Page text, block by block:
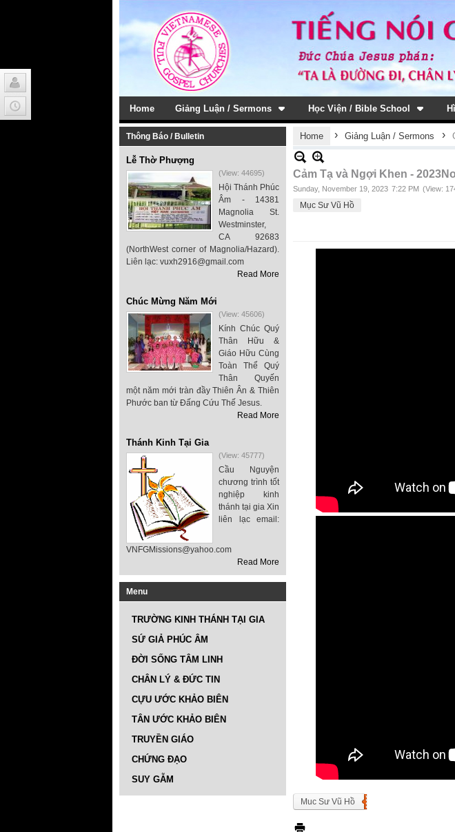
Home Giảng Luận / Sermons Học Viện / Bible School
Thông Báo / Bulletin
Lễ Thờ Phượng
(View: 44695)
Hội Thánh Phúc
Âm - 14381
Magnolia St.
Westminster,
CA 92683
(NorthWest corner of Magnolia/Hazard).
Liên lạc: vuxh2916@gmail.com
Read More
Chúc Mừng Năm Mới
(View: 45606)
Kính Chúc Quý
Thân Hữu &
Giáo Hữu Cùng
Toàn Thể Quý
Thân Quyến
một năm mới tràn đầy Thiên Ân & Thiên
Phước ban từ Đấng Cứu Thế Jesus.
Read More
Thánh Kinh Tại Gia
(View: 45777)
Cầu Nguyện
chương trình tốt
nghiệp kinh
thánh tại gia Xin
liên lạc email:
VNFGMissions@yahoo.com
Read More
Menu
TRƯỜNG KINH THÁNH TẠI GIA
SỨ GIẢ PHÚC ÂM
ĐỜI SỐNG TÂM LINH
CHÂN LÝ & ĐỨC TIN
CỰU ƯỚC KHẢO BIÊN
TÂN ƯỚC KHẢO BIÊN
TRUYỀN GIÁO
CHỨNG ĐẠO
SUY GẪM
Home › Giảng Luận / Sermons ›
Cảm Tạ và Ngợi Khen -
Sunday, November 19, 2023 7:22 PM (View:
Mục Sư Vũ Hồ
Muc Sư Vũ Hồ